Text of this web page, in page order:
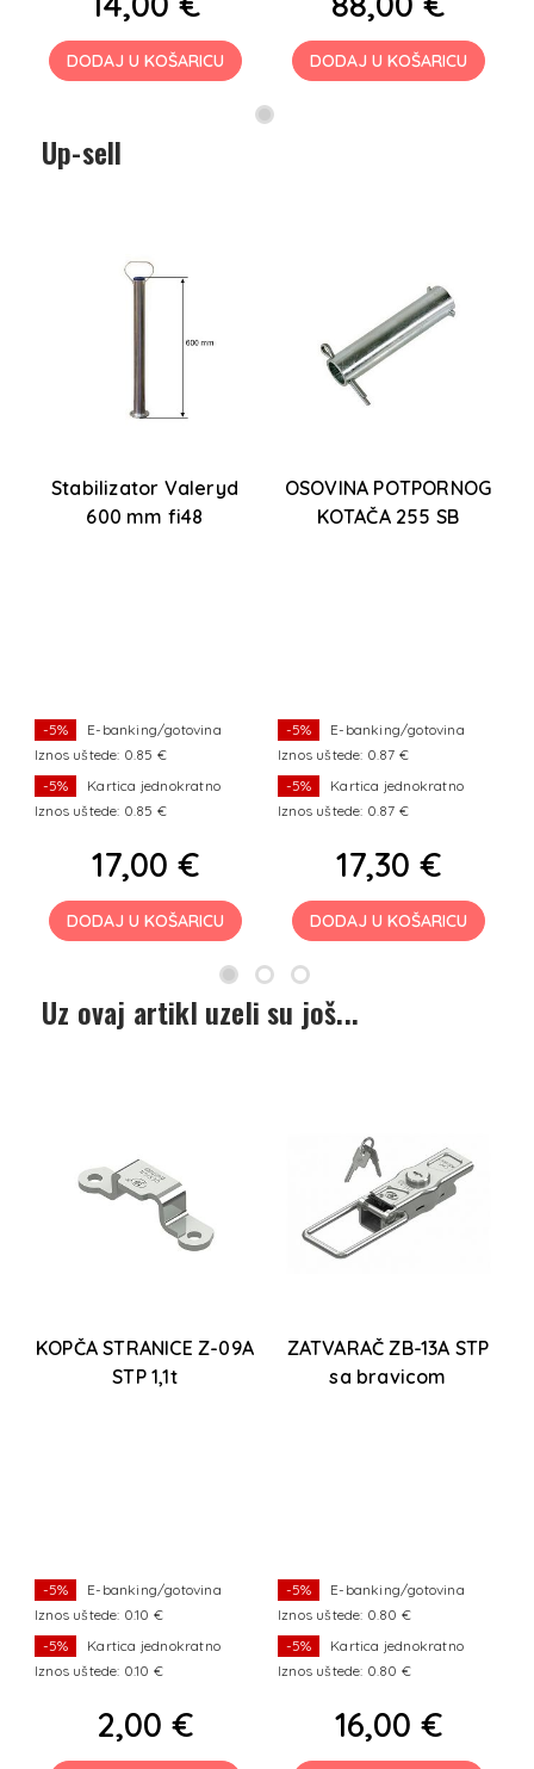
DODAJ U KOŠARICU DODAJ U KOŠARICU
Up-sell
Stabilizator Valeryd
600 mm fi48
-5%
E-banking/gotovina
Iznos uštede: 0.85 €
-5%
Kartica jednokratno
Iznos uštede: 0.85 €
17,00 €
DODAJ U KOŠARICU
OSOVINA POTPORNOG
KOTAČA 255 SB
-5%
E-banking/gotovina
Iznos uštede: 0.87 €
-5%
Kartica jednokratno
Iznos uštede: 0.87 €
17,30 €
DODAJ U KOŠARICU
Uz ovaj artikl uzeli su još...
KOPČA STRANICE Z-09A
STP 1,1t
-5%
E-banking/gotovina
Iznos uštede: 0.10 €
-5%
Kartica jednokratno
Iznos uštede: 0.10 €
2,00 €
ZATVARAČ ZB-13A STP
sa bravicom
-5%
E-banking/gotovina
Iznos uštede: 0.80 €
-5%
Kartica jednokratno
Iznos uštede: 0.80 €
16,00 €